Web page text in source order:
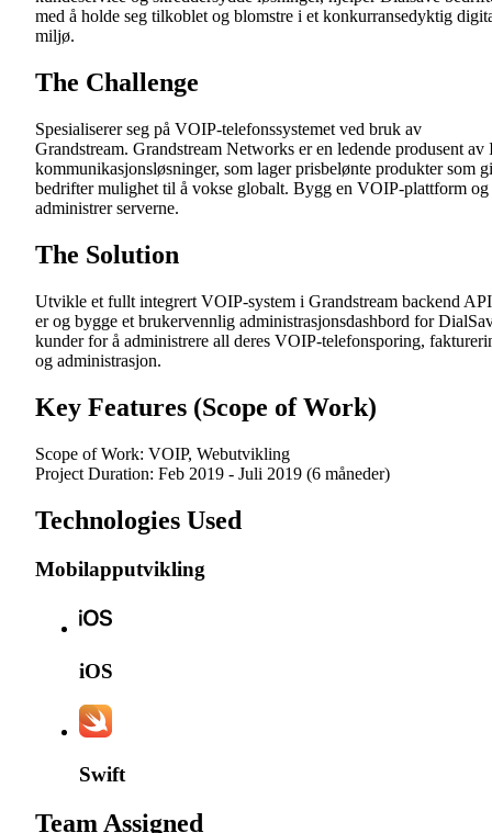
med å holde seg tilkoblet og blomstre i et konkurransedyktig
miljø.
The Challenge
Spesialiserer seg på VOIP-telefonssystemet ved bruk av
Grandstream. Grandstream Networks er en ledende produsent av
kommunikasjonsløsninger, som lager prisbelønte produkter som
bedrifter mulighet til å vokse globalt. Bygg en VOIP-plattform og
administrer serverne.
The Solution
Utvikle et fullt integrert VOIP-system i Grandstream backend
er og bygge et brukervennlig administrasjonsdashbord for
kunder for å administrere all deres VOIP-telefonsporing,
og administrasjon.
Key Features (Scope of Work)
Scope of Work: VOIP, Webutvikling
Project Duration: Feb 2019 - Juli 2019 (6 måneder)
Technologies Used
Mobilapputvikling
iOS
Swift
Team Assigned